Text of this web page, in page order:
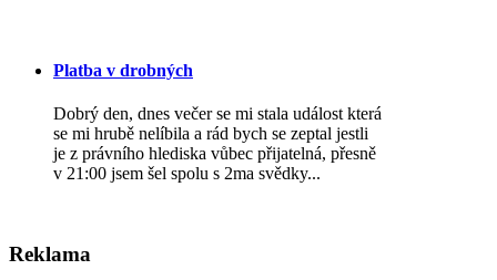
Platba v drobných
Dobrý den, dnes večer se mi stala událost která
se mi hrubě nelíbila a rád bych se zeptal jestli
je z právního hlediska vůbec přijatelná, přesně
v 21:00 jsem šel spolu s 2ma svědky...
Reklama